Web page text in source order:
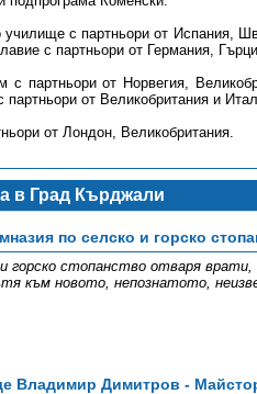
училище с партньори от Испания,
с партньори от Германия,
от Норвегия,
от Великобритания и
от Лондон, Великобритания.
в Град Кърджали
по селско и горско
горско стопанство отваря
към новото, непознатото,
Владимир Димитров -